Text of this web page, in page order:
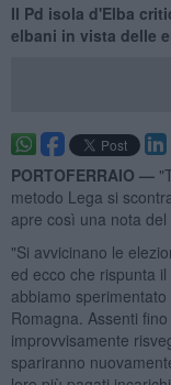
Il Pd isola d'Elba
elbani in vista delle
PORTOFERRAIO —
metodo Lega si
apre così una nota del
"Si avvicinano le
ed ecco che rispunta
abbiamo
Romagna. Assenti
improvvisamente
spariranno